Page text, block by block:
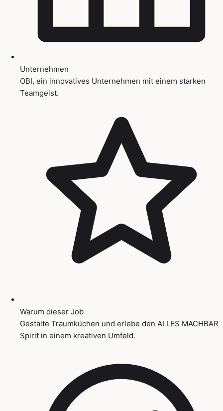
Unternehmen
OBI, ein innovatives Unternehmen mit einem starken
Teamgeist.
Warum dieser Job
Gestalte Traumküchen und erlebe den ALLES MACHBAR
Spirit in einem kreativen Umfeld.